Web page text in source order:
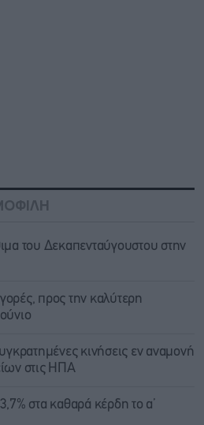
του Δεκαπενταύγουστου στην
προς την καλύτερη
κινήσεις εν αναμονή
στις ΗΠΑ
στα καθαρά κέρδη το α’